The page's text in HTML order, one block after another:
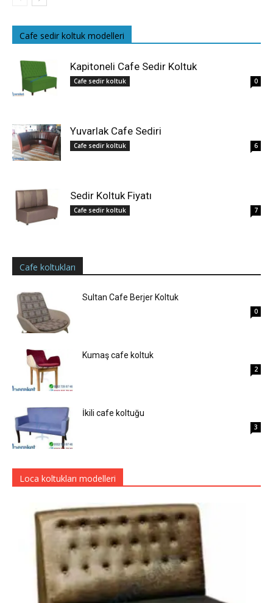
Cafe sedir koltuk modelleri
Kapitoneli Cafe Sedir Koltuk
Cafe sedir koltuk 0
Yuvarlak Cafe Sediri
Cafe sedir koltuk 6
Sedir Koltuk Fiyatı
Cafe sedir koltuk 7
Cafe koltukları
Sultan Cafe Berjer Koltuk
0
Kumaş cafe koltuk
2
İkili cafe koltuğu
3
Loca koltukları modelleri